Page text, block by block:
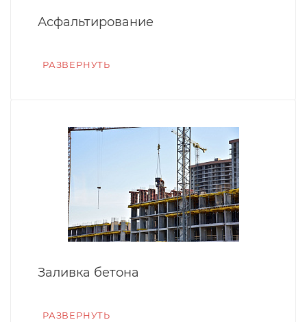
Асфальтирование
РАЗВЕРНУТЬ
Заливка бетона
РАЗВЕРНУТЬ